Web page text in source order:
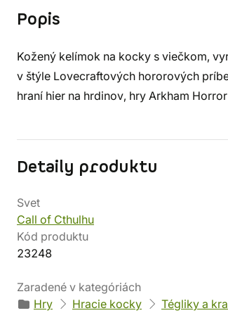
Popis
Kožený kelímok na kocky s viečkom,
v štýle Lovecraftových hororových
hraní hier na hrdinov, hry Arkham
Detaily produktu
Svet
Call of Cthulhu
Kód produktu
23248
Zaradené v kategóriách
Hry
Hracie kocky
Tégliky a